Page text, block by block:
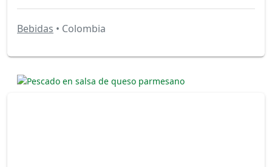
Bebidas • Colombia